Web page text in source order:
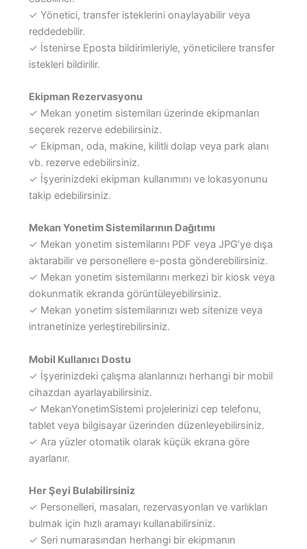
✓ Yönetici, transfer isteklerini onaylayabilir veya
reddedebilir.
✓ İstenirse Eposta bildirimleriyle, yöneticilere transfer
istekleri bildirilir.
Ekipman Rezervasyonu
✓ Mekan yonetim sistemiları üzerinde ekipmanları
seçerek rezerve edebilirsiniz.
✓ Ekipman, oda, makine, kilitli dolap veya park alanı
vb. rezerve edebilirsiniz.
✓ İşyerinizdeki ekipman kullanımını ve lokasyonunu
takip edebilirsiniz.
Mekan Yonetim Sistemilarının Dağıtımı
✓ Mekan yonetim sistemilarını PDF veya JPG’ye dışa
aktarabilir ve personellere e-posta gönderebilirsiniz.
✓ Mekan yonetim sistemilarını merkezi bir kiosk veya
dokunmatik ekranda görüntüleyebilirsiniz.
✓ Mekan yonetim sistemilarınızı web sitenize veya
intranetinize yerleştirebilirsiniz.
Mobil Kullanıcı Dostu
✓ İşyerinizdeki çalışma alanlarınızı herhangi bir mobil
cihazdan ayarlayabilirsiniz.
✓ MekanYonetimSistemi projelerinizi cep telefonu,
tablet veya bilgisayar üzerinden düzenleyebilirsiniz.
✓ Ara yüzler otomatik olarak küçük ekrana göre
ayarlanır.
Her Şeyi Bulabilirsiniz
✓ Personelleri, masaları, rezervasyonları ve varlıkları
bulmak için hızlı aramayı kullanabilirsiniz.
✓ Seri numarasından herhangi bir ekipmanın